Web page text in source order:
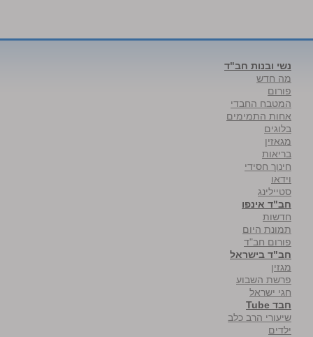
נשי ובנות חב"ד
מה חדש
פורום
המטבח החבדי
אחות התמימים
בלוגים
מגאזין
בריאות
חינוך חסידי
וידאו
סטיילינג
חב"ד אינפו
חדשות
תמונת היום
פורום חב"ד
חב"ד בישראל
מגזין
פרשת השבוע
חגי ישראל
חבד Tube
שיעורי הרב כלב
ילדים